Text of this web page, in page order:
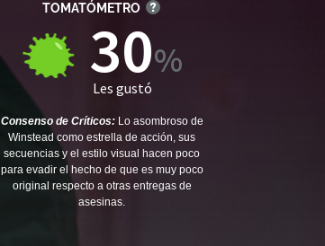
TOMATÓMETRO
30
Les gustó
Consenso de Críticos: Lo asombroso de
Winstead como estrella de acción, sus
secuencias y el estilo visual hacen poco
para evadir el hecho de que es muy poco
original respecto a otras entregas de
asesinas.